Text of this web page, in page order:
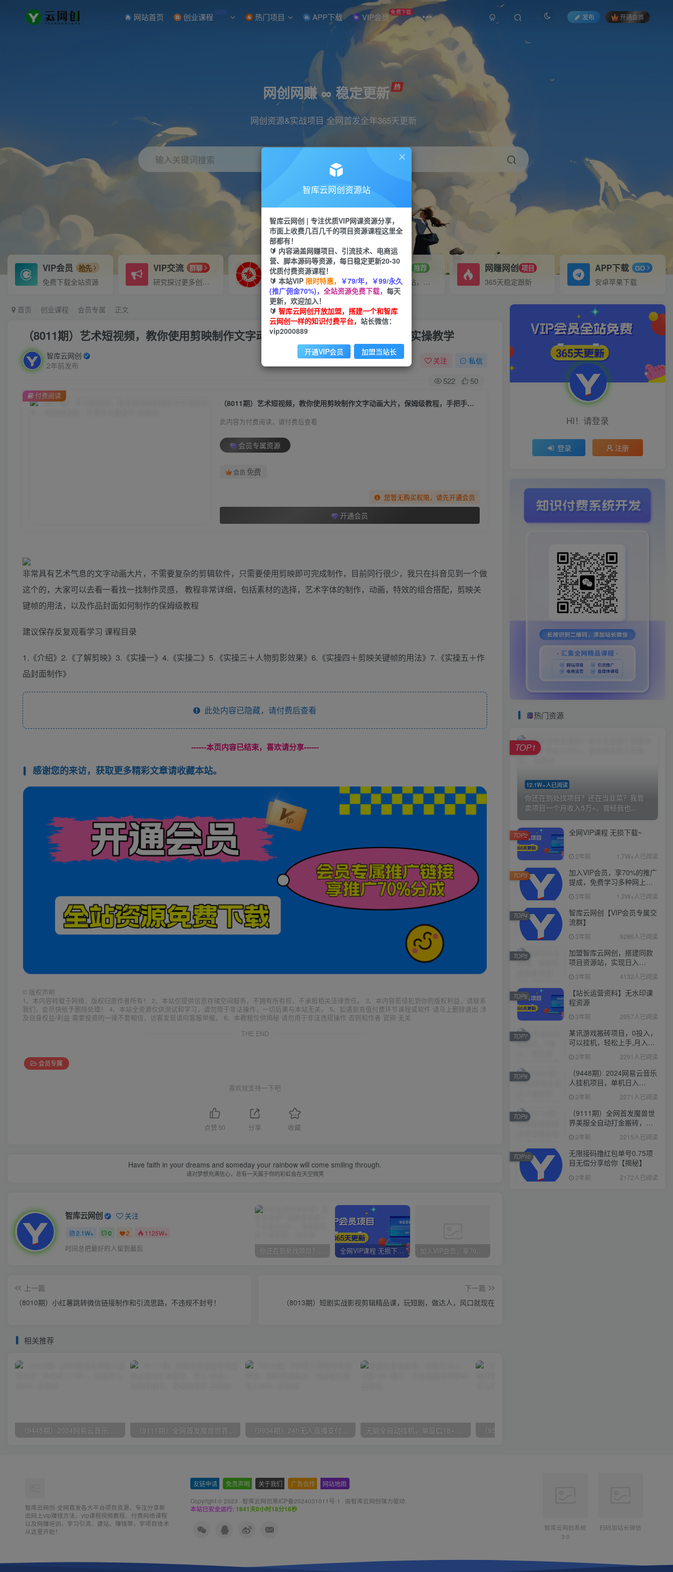
网站首页 创业课程 NEW 热门项目 APP下载 VIP会员 免费下载
发布 开通会员
网创网赚 ∞ 稳定更新
网创资源&实战项目 全网首发全年365天更新
输入关键词搜索
直播 小红书 剪辑
VIP会员 抢先
免费下载全站资源
VIP交流 群聊
研究探讨更多创业项目路子。
VIP推广
70%分佣
会员专属推广链接
招募站长 推荐
搭建同款网站，自己当老板
网赚网创 项目
365天稳定跟新
APP下载 GO
安卓苹果下载
首页 创业课程 会员专属 正文
（8011期）艺术短视频，教你使用剪映制作文字动画大片，保姆级教程，手把手实操教学
智库云网创
2年前发布
关注 私信
522 50
（8011期）艺术短视频，教你使用剪映制作文字动画大片，保姆级教程，手把手实操教学
此内容为付费阅读，请付费后查看
会员专属资源
会员 免费
您暂无购买权限，请先开通会员
开通会员
付费阅读
非常具有艺术气息的文字动画大片，不需要复杂的剪辑软件，只需要使用剪映即可完成制作，目前同行很少，我只在抖音见到一个做
这个的，大家可以去看一看找一找制作灵感， 教程非常详细，包括素材的选择，艺术字体的制作，动画，特效的组合搭配，剪映关
键帧的用法，以及作品封面如何制作的保姆级教程
建议保存反复观看学习 课程目录
1.《介绍》2.《了解剪映》3.《实操一》4.《实操二》5.《实操三＋人物剪影效果》6.《实操四＋剪映关键帧的用法》7.《实操五＋作
品封面制作》
此处内容已隐藏，请付费后查看
------本页内容已结束，喜欢请分享------
感谢您的来访，获取更多精彩文章请收藏本站。
© 版权声明
1、本内容转载于网络，版权归原作者所有！ 2、本站仅提供信息存储空间服务，不拥有所有权，不承担相关法律责任。 3、本内容若侵犯到你的版权利益，请联系
我们，会尽快给予删除处理！ 4、本站全资源仅供测试和学习，请勿用于非法操作，一切后果与本站无关。 5、如遇到充值付费环节课程或软件 请马上删除退出 涉
及自身权益/利益 需要投资的一律不要相信，访客发现请向客服举报。 6、本教程仅供揭秘 请勿用于非法违规操作 否则和作者 官网 无关
THE END
会员专属
喜欢就支持一下吧
点赞 50 分享 收藏
Have faith in your dreams and someday your rainbow will come smiling through.
请对梦想充满信心，总有一天属于你的彩虹会在天空微笑
智库云网创 关注
2.1W+ 0 2 1125W+
时间总把最好的人留到最后 你还在到处找项目？还在当韭菜？我靠卖项目一个月收入5万+，曾经我也是个失败者。 全网VIP课程 无损下载~ 加入VIP会员，享70%的推广提成，免费学习多种网上创业课程，菜鸟秒变大神！
上一篇
（8010期）小红薯跳转微信链接制作和引流思路，不违规不封号！
下一篇
（8013期）短剧实战影视剪辑精品课，玩短剧，做达人，风口就现在
相关推荐
（9448期）2024网易云音乐人挂机项目，单机日入150+，无脑月入5000+ （9111期）全网首发魔兽世界美服全自动打金搬砖，日入1000+，简单好操作，保姆级教学 （9934期）24h无人直播支付宝项目，最新带货玩法，纯躺赚实测日入500+ 无脑全自动挂机，单窗口18+，可挂100+窗口，手机电脑均可操作
HI！请登录
登录 注册
热门资源
12.1W+人已阅读
你还在到处找项目？还在当韭菜？我靠
卖项目一个月收入5万+，曾经我也...
TOP1
全网VIP课程 无损下载~
2年前 1.7W+人已阅读
TOP2
加入VIP会员，享70%的推广
提成，免费学习多种网上创
业课程，菜鸟秒变大神！
3年前 1.2W+人已阅读
TOP3
智库云网创【VIP会员专属交
流群】
3年前 9286人已阅读
TOP4
加盟智库云网创，搭建同款
项目资源站，实现日入
2000+
3年前 4132人已阅读
TOP5
【站长运营资料】无水印课
程资源
3年前 2957人已阅读
TOP6
某讯游戏搬砖项目，0投入，
可以挂机，轻松上手,月入
3000+上不封顶
2年前 2291人已阅读
TOP7
（9448期）2024网易云音乐
人挂机项目，单机日入
150+，无脑月入5000+
2年前 2271人已阅读
TOP8
（9111期）全网首发魔兽世
界美服全自动打金搬砖，日
入1000+，简单好操作，保
姆级教学
2年前 2215人已阅读
TOP9
无限接码撸红包单号0.75项
目无偿分享给你【揭秘】
2年前 2172人已阅读
TOP10
智库云网创-全网首发各大平台项目资源、专注分享新
出网上vip赚钱方法、vip课程视频教程、付费网络课程
以及网赚培训，学习引流、建站、赚钱等，学项目技术
从这里开始！
友链申请 免责声明 关于我们 广告合作 网站地图
Copyright © 2023 · 智库云网创黑ICP备2024031011号-1 · 由智库云网创强力驱动.
本站已安全运行: 1641天0小时18分18秒
智库云网创系统
3.0
扫码加站长微信
智库云网创资源站
智库云网创 | 专注优质VIP网课资源分享，
市面上收费几百几千的项目资源课程这里全
部都有！
🔰 内容涵盖网赚项目、引流技术、电商运
营、脚本源码等资源，每日稳定更新20-30
优质付费资源课程！
🔰 本站VIP 限时特惠， ￥79/年，￥99/永久
(推广佣金70%)， 全站资源免费下载， 每天
更新，欢迎加入！
🔰 智库云网创开放加盟，搭建一个和智库
云网创一样的知识付费平台， 站长微信：
vip2000889
开通VIP会员 加盟当站长